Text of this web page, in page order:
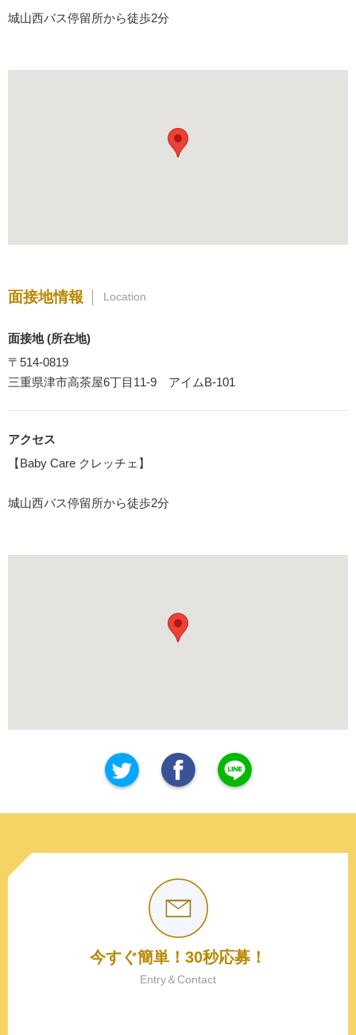
城山西バス停留所から徒歩2分
面接地情報 Location
面接地 (所在地)
〒514-0819
三重県津市高茶屋6丁目11-9 アイムB-101
アクセス
【Baby Care クレッチェ】
城山西バス停留所から徒歩2分
今すぐ簡単！30秒応募！
Entry＆Contact